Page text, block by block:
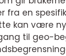
fra en
kan være
til geo-